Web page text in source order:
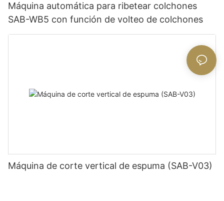
Máquina automática para ribetear colchones
SAB-WB5 con función de volteo de colchones
Máquina de corte vertical de espuma (SAB-V03)